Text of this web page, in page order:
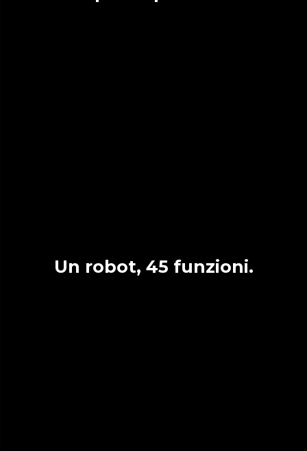
Un robot, 45 funzioni.